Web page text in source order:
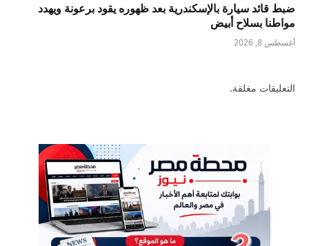
ضبط قائد سيارة بالإسكندرية بعد ظهوره يقود برعونة ويهدد
مواطنا بسلاح أبيض
أغسطس 8, 2026
التعليقات مغلقة.